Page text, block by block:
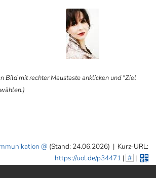
Bild mit rechter Maustaste anklicken und "Ziel
(Stand: 24.06.2026) | Kurz-URL:
https://uol.de/p34471 | # |